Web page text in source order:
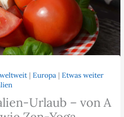
|Europa |Etwas weiter
Urlaub – von A